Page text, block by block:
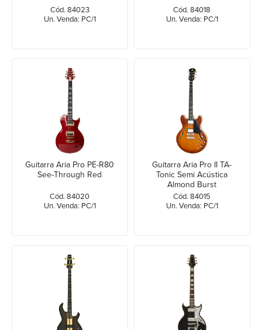
Cód. 84023
Un. Venda: PC/1
Cód. 84018
Un. Venda: PC/1
Guitarra Aria Pro PE-R80
See-Through Red
Cód. 84020
Un. Venda: PC/1
Guitarra Aria Pro II TA-
Tonic Semi Acústica
Almond Burst
Cód. 84015
Un. Venda: PC/1